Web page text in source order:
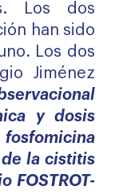
Los dos
han sido
Los dos
Jiménez
y dosis
la cistitis
FOSTROT-